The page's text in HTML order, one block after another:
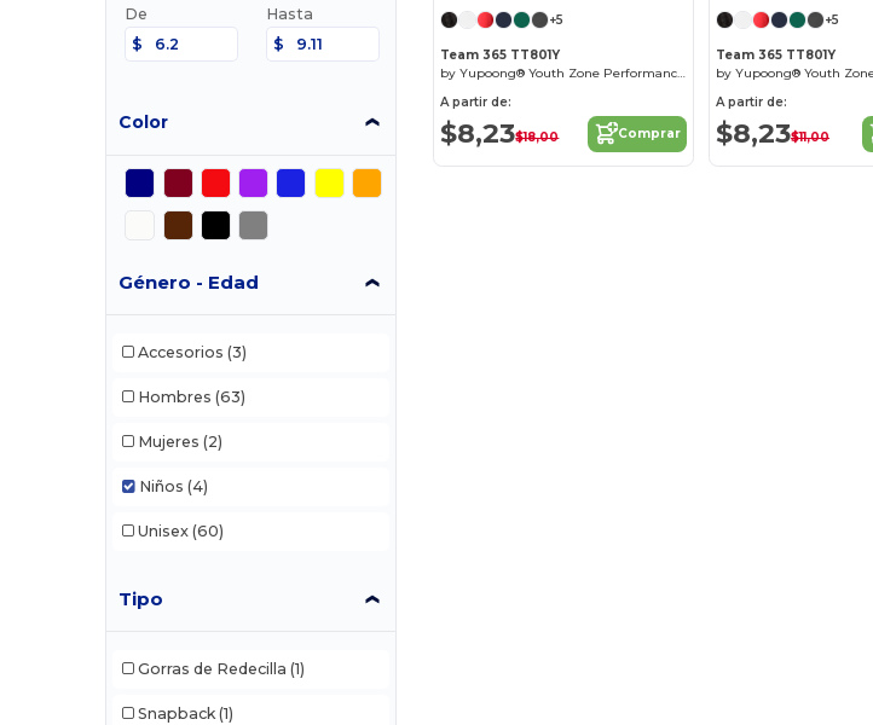
De
$
Hasta
$
Color
Género - Edad
Accesorios (3)
Hombres (63)
Mujeres (2)
Niños (4)
Unisex (60)
Tipo
Gorras de Redecilla (1)
Snapback (1)
+5
Team 365 TT801Y
by Yupoong® Youth Zone Performance Cap
A partir de:
$8,23$18,00 Comprar
+5
Team 365 TT801Y
A partir de:
$8,23$11,00